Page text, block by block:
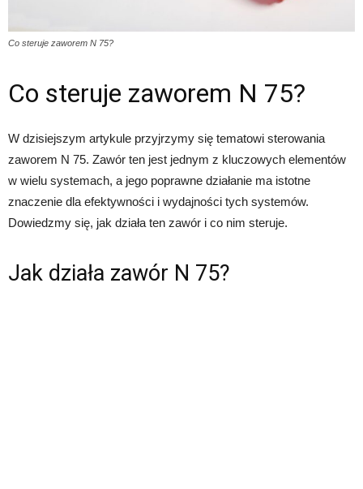
Co steruje zaworem N 75?
Co steruje zaworem N 75?
W dzisiejszym artykule przyjrzymy się tematowi sterowania
zaworem N 75. Zawór ten jest jednym z kluczowych elementów
w wielu systemach, a jego poprawne działanie ma istotne
znaczenie dla efektywności i wydajności tych systemów.
Dowiedzmy się, jak działa ten zawór i co nim steruje.
Jak działa zawór N 75?